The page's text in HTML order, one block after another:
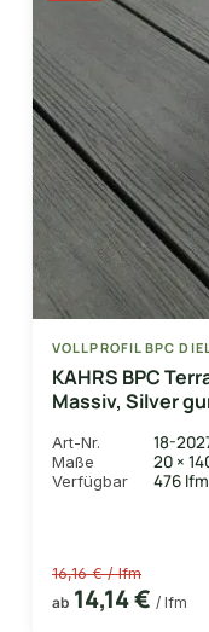
VOLLPROFIL BPC
KAHRS BPC
Massiv, Silver
Art-Nr. 18-
Maße 20 ×
Verfügbar 476 lfm
16,16 € / lfm
ab 14,14 € / lfm